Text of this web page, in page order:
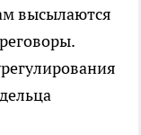
высылаются